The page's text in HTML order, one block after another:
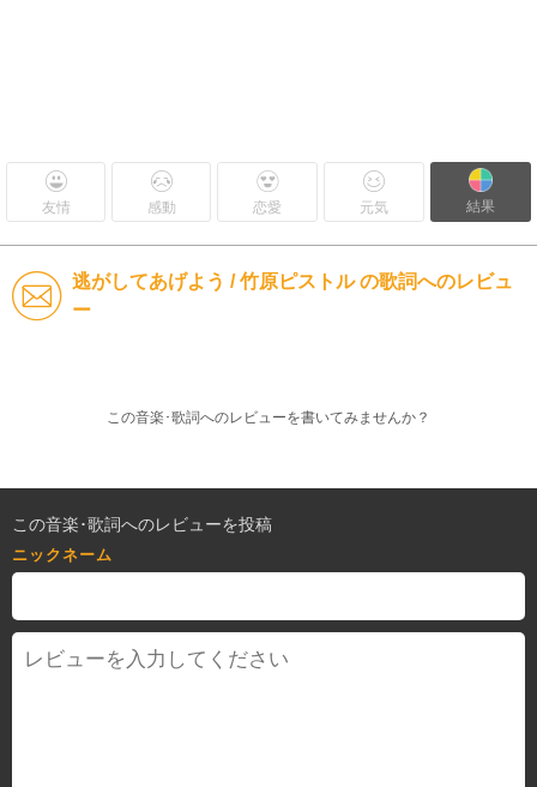
友情 感動 恋愛 元気 結果
逃がしてあげよう / 竹原ピストル の歌詞へのレビュ
ー
この音楽･歌詞へのレビューを書いてみませんか？
この音楽･歌詞へのレビューを投稿
ニックネーム